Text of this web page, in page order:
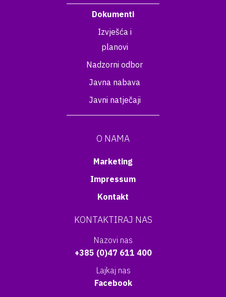
Dokumenti
Izvješća i
planovi
Nadzorni odbor
Javna nabava
Javni natječaji
O NAMA
Marketing
Impressum
Kontakt
KONTAKTIRAJ NAS
Nazovi nas
+385 (0)47 611 400
Lajkaj nas
Facebook